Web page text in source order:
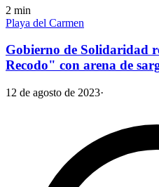
2 min
Playa del Carmen
Gobierno de Solidaridad
Recodo" con arena de
12 de agosto de 2023·